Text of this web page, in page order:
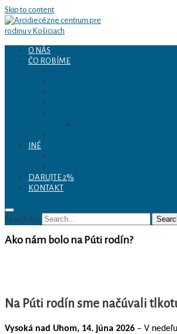
Skip to content
Arcidiecézne
pre rodinu v
O NÁS
ČO ROBÍME
INÉ
DARUJTE 2%
KONTAKT
Search for:
Ako nám bolo na Púti rodín?
Na Púti rodín sme načúvali
Vysoká nad Uhom, 14. júna 2026 – V